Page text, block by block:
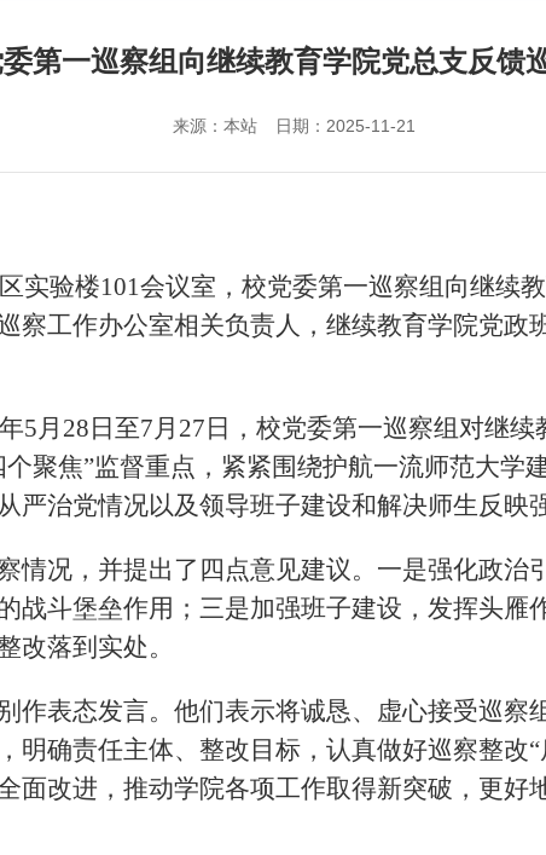
第一巡察组向继续教育学院党总支反馈
来源：本站 日期：2025-11-21
实验楼101会议室，校党委第一巡察组向继续
察工作办公室相关负责人，继续教育学院党政
5月28日至7月27日，校党委第一巡察组对继
聚焦”监督重点，紧紧围绕护航一流师范大学
严治党情况以及领导班子建设和解决师生反映
情况，并提出了四点意见建议。一是强化政治
战斗堡垒作用；三是加强班子建设，发挥头雁
改落到实处。
作表态发言。他们表示将诚恳、虚心接受巡察
明确责任主体、整改目标，认真做好巡察整改
面改进，推动学院各项工作取得新突破，更好